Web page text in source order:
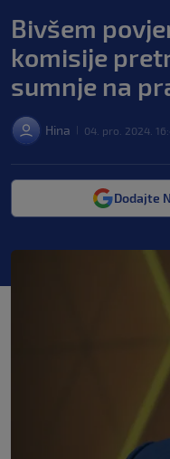
Bivšem
komisije
sumnje na
Hina 04. pro. 2024.
Dodajte